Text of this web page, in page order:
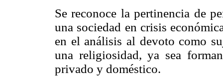
Se reconoce la pertinencia de
una sociedad en crisis
en el análisis al devoto como
una religiosidad, ya sea
privado y doméstico.